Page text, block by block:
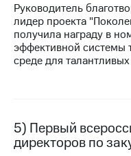
Руководитель
лидер проекта
получила награду в
эффективной системы
среде для
5) Первый
директоров по